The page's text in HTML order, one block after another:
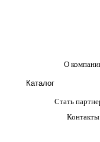
О
Каталог
Стать
Контакты